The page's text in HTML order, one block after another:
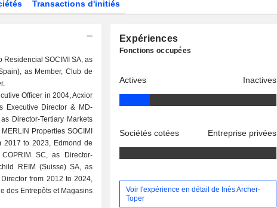
Transactions d'initiés
SOCIMI SA, as
as Member, Club de
Officer in 2004, Acxior
Executive Director & MD-
Director-Tertiary Markets
Properties SOCIMI
2017 to 2023, Edmond de
SC, as Director-
REIM (Suisse) SA, as
from 2012 to 2024,
des Entrepôts et Magasins
Expériences
Fonctions occupées
Actives Inactives
Sociétés cotées Entreprise privées
Voir l'expérience en détail de Inès Archer-
Toper